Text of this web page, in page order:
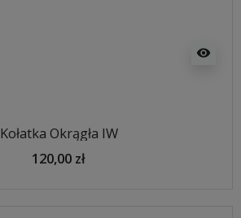
visibility
Kołatka Okrągła IW
120,00 zł